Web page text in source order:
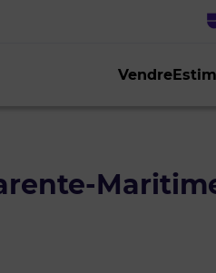
Vendre